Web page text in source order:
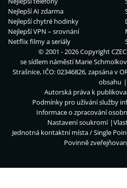
Nejlepší AI zdarma
Nejlepší chytré hodinky
Nejlepší VPN – srovnání
Netflix filmy a seriály
© 2001 - 2026 Copyright
se sídlem náměstí Marie
Strašnice, IČO: 02346826, zapsána v
obsahu
Autorská práva k
Podmínky pro užívání služby
Informace o zpracování
Nastavení soukromí
Jednotná kontaktní místa / Single
Povinně